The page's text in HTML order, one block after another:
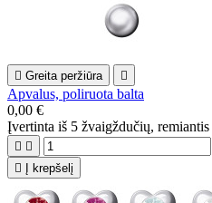
 Greita peržiūra 
Apvalus, poliruota balta
0,00 €
Įvertinta iš 5 žvaigždučių, remiantis
 

Į krepšelį